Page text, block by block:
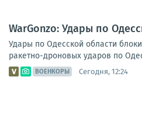
WarGonzo: Удары по
Удары по Одесской области
ракетно-дроновых ударов по
ВОЕНКОРЫ Сегодня, 12:24